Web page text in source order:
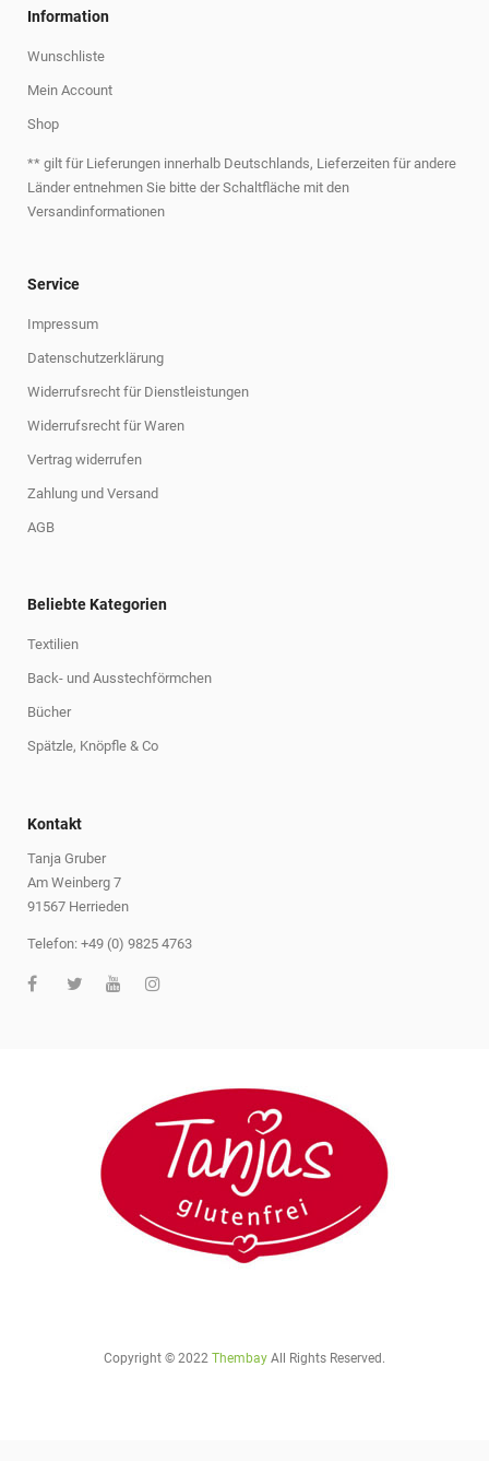
Information
Wunschliste
Mein Account
Shop
** gilt für Lieferungen innerhalb Deutschlands, Lieferzeiten für andere
Länder entnehmen Sie bitte der Schaltfläche mit den
Versandinformationen
Service
Impressum
Datenschutzerklärung
Widerrufsrecht für Dienstleistungen
Widerrufsrecht für Waren
Vertrag widerrufen
Zahlung und Versand
AGB
Beliebte Kategorien
Textilien
Back- und Ausstechförmchen
Bücher
Spätzle, Knöpfle & Co
Kontakt
Tanja Gruber
Am Weinberg 7
91567 Herrieden
Telefon: +49 (0) 9825 4763
Copyright © 2022 Thembay All Rights Reserved.